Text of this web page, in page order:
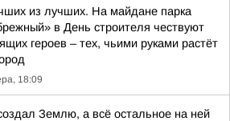
из лучших. На майдане парка
в День строителя чествуют
героев – тех, чьими руками растёт
18:09
Землю, а всё остальное на ней